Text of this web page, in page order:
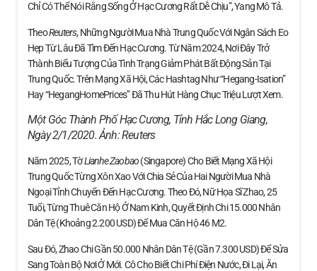
Chỉ Có Thể Nói Rằng Sống Ở Hạc Cương Rất Dễ Chịu”, Yang Mô Tả.
TheoReuters, Những Người Mua Nhà Trung Quốc Với Ngân Sách Eo
Hẹp Từ Lâu Đã Tìm Đến Hạc Cương. Từ Năm 2024, Nơi Đây Trở
Thành Biểu Tượng Của Tình Trạng Giảm Phát Bất Động Sản Tại
Trung Quốc. Trên Mạng Xã Hội, Các Hashtag Như “Hegang-Isation”
Hay “HegangHomePrices” Đã Thu Hút Hàng Chục Triệu Lượt Xem.
Một Góc Thành Phố Hạc Cương, Tỉnh Hắc Long Giang,
Ngày 2/1/2020. Ảnh:Reuters
Năm 2025, TờLianhe Zaobao(Singapore) Cho Biết Mạng Xã Hội
Trung Quốc Từng Xôn Xao Với Chia Sẻ Của Hai Người Mua Nhà
Ngoại Tỉnh Chuyển Đến Hạc Cương. Theo Đó, Nữ Họa Sĩ Zhao, 25
Tuổi, Từng Thuê Căn Hộ Ở Nam Kinh, Quyết Định Chi 15.000 Nhân
Dân Tệ (khoảng 2.200 USD) Để Mua Căn Hộ 46 M2.
Sau Đó, Zhao Chi Gần 50.000 Nhân Dân Tệ (gần 7.300 USD) Để Sửa
Sang Toàn Bộ Nơi Ở Mới. Cô Cho Biết Chi Phí Điện Nước, Đi Lại, Ăn